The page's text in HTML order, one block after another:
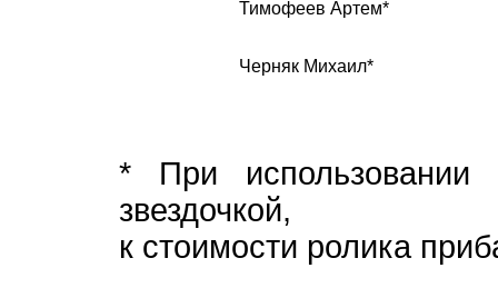
Тимофеев Артем*
Черняк Михаил*
* При использовании
звездочкой,
к стоимости ролика